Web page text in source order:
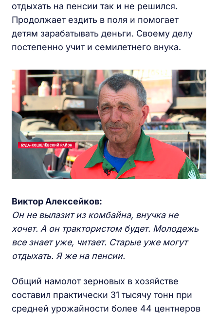
отдыхать на пенсии так и не решился.
Продолжает ездить в поля и помогает
детям зарабатывать деньги. Своему делу
постепенно учит и семилетнего внука.
Виктор Алексейков:
Он не вылазит из комбайна, внучка не
хочет. А он трактористом будет. Молодежь
все знает уже, читает. Старые уже могут
отдыхать. Я же на пенсии.
Общий намолот зерновых в хозяйстве
составил практически 31 тысячу тонн при
средней урожайности более 44 центнеров